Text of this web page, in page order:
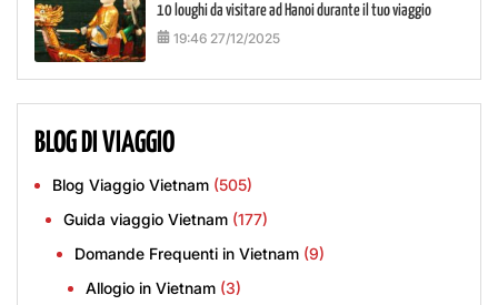
10 loughi da visitare ad Hanoi durante il tuo viaggio
19:46 27/12/2025
BLOG DI VIAGGIO
Blog Viaggio Vietnam (505)
Guida viaggio Vietnam (177)
Domande Frequenti in Vietnam (9)
Allogio in Vietnam (3)